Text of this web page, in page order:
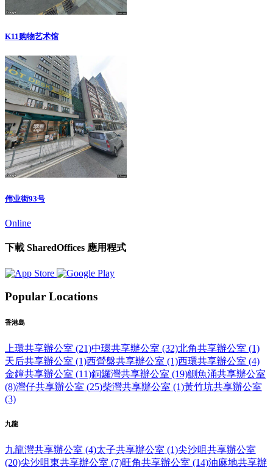
K11购物艺术馆
伟业街93号
Online
下載 SharedOffices 應用程式
Popular Locations
香港島
上環共享辦公室 (21)中環共享辦公室 (32)北角共享辦公室 (1)
天后共享辦公室 (1)西營盤共享辦公室 (1)西環共享辦公室 (4)
金鐘共享辦公室 (11)銅鑼灣共享辦公室 (19)鰂魚涌共享辦公室
(8)灣仔共享辦公室 (25)柴灣共享辦公室 (1)黃竹坑共享辦公室
(3)
九龍
九龍灣共享辦公室 (4)太子共享辦公室 (1)尖沙咀共享辦公室
(20)尖沙咀東共享辦公室 (7)旺角共享辦公室 (14)油麻地共享辦